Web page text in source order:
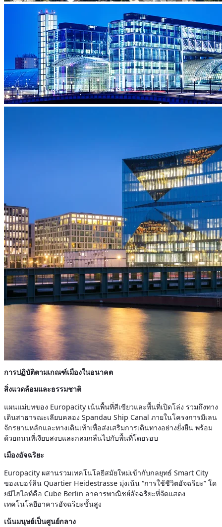
การปฏิบัติตามเกณฑ์เมืองในอนาคต
สิ่งแวดล้อมและธรรมชาติ
แผนแม่บทของ Europacity เน้นพื้นที่สีเขียวและพื้นที่เปิดโล่ง รวมถึงทาง
เดินสาธารณะเลียบคลอง Spandau Ship Canal ภายในโครงการมีเลน
จักรยานหลักและทางเดินเท้าเพื่อส่งเสริมการเดินทางอย่างยั่งยืน พร้อม
ด้วยถนนที่เงียบสงบและกลมกลืนไปกับพื้นที่โดยรอบ
เมืองอัจฉริยะ
Europacity ผสานรวมเทคโนโลยีสมัยใหม่เข้ากับกลยุทธ์ Smart City
ของเบอร์ลิน Quartier Heidestrasse มุ่งเน้น “การใช้ชีวิตอัจฉริยะ” โด
ยมีไฮไลท์คือ Cube Berlin อาคารพาณิชย์อัจฉริยะที่จัดแสดง
เทคโนโลยีอาคารอัจฉริยะขั้นสูง
เน้นมนุษย์เป็นศูนย์กลาง